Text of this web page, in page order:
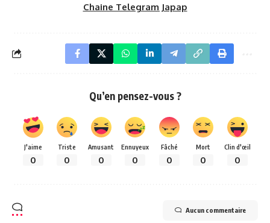
Chaine Telegram Japap
Qu’en pensez-vous ?
J'aime
0
Triste
0
Amusant
0
Ennuyeux
0
Fâché
0
Mort
0
Clin d'œil
0
Aucun commentaire